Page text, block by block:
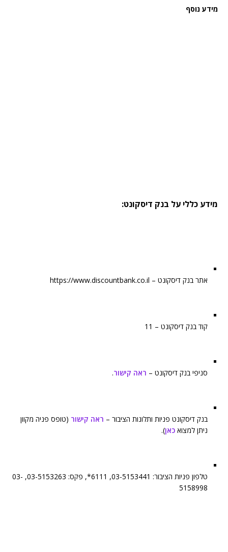
מידע נוסף
מידע כללי על בנק דיסקונט:
אתר בנק דיסקונט – https://www.discountbank.co.il
קוד בנק דיסקונט – 11
סניפי בנק דיסקונט – ראה קישור.
בנק דיסקונט פניות ותלונות הציבור – ראה קישור (טופס פניה מקוון
ניתן למצוא כאן).
טלפון פניות הציבור: 03-5153441, 6111*, פקס: 03-5153263, 03-
5158998